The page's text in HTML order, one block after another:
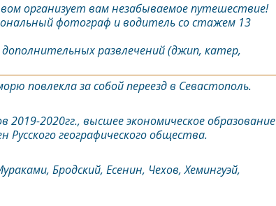
организует вам незабываемое путешествие!
фотограф и водитель со стажем 13
развлечений (джип, катер,
повлекла за собой переезд в Севастополь.
2019-2020гг., высшее экономическое образование
географического общества.
Бродский, Есенин, Чехов, Хемингуэй,